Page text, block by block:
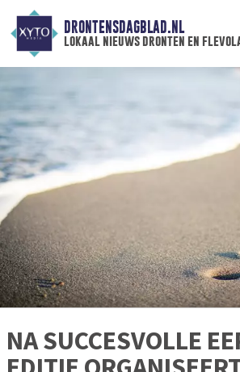
DRONTENSDAGBLAD.NL
lokaal nieuws dronten en
NA SUCCESVOLLE